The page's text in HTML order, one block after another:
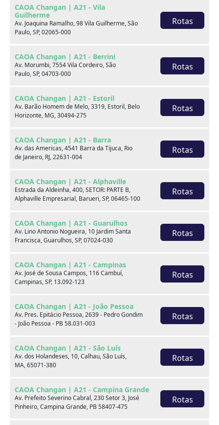
CAOA Changan | A21 - Vila
Guilherme
Av. Joaquina Ramalho, 98 Vila Guilherme, São
Paulo, SP, 02065-000
Rotas
CAOA Changan | A21 - Berrini
Av. Morumbi, 7554 Vila Cordeiro, São
Paulo, SP, 04703-000
Rotas
CAOA Changan | A21 - Estoril
Av. Barão Homem de Melo, 3319, Estoril, Belo
Horizonte, MG, 30494-275
Rotas
CAOA Changan | A21 - Barra
Av. das Americas, 4541 Barra da Tijuca, Rio
de Janeiro, RJ, 22631-004
Rotas
CAOA Changan | A21 - Alphaville
Estrada da Aldeinha, 400, SETOR: PARTE B,
Alphaville Empresarial, Barueri, SP, 06465-100
Rotas
CAOA Changan | A21 - Guarulhos
Av. Lino Antonio Nogueira, 10 Jardim Santa
Francisca, Guarulhos, SP, 07024-030
Rotas
CAOA Changan | A21 - Campinas
Av. José de Sousa Campos, 116 Cambuí,
Campinas, SP, 13.092-123
Rotas
CAOA Changan | A21 - João Pessoa
Av. Pres. Epitácio Pessoa, 2639 - Pedro Gondim
- João Pessoa - PB 58.031-003
Rotas
CAOA Changan | A21 - São Luís
Av. dos Holandeses, 10, Calhau, São Luís,
MA, 65071-380
Rotas
CAOA Changan | A21 - Campina Grande
Av. Prefeito Severino Cabral, 230 Setor 3, José
Pinheiro, Campina Grande, PB 58407-475
Rotas
Seminovos em destaque
xxx
xxx
xxx
xxxxxx/xxxxxx
xxxxxx/xxxxxx
xxx